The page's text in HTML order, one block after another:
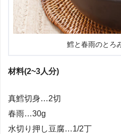
鱈と春雨のとろ
材料(2~3人分)
真鱈切身…2切
春雨…30g
水切り押し豆腐…1/2丁